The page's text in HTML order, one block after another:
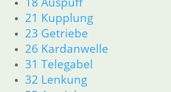
21 Kupplung
23 Getriebe
26 Kardanwelle
31 Telegabel
32 Lenkung